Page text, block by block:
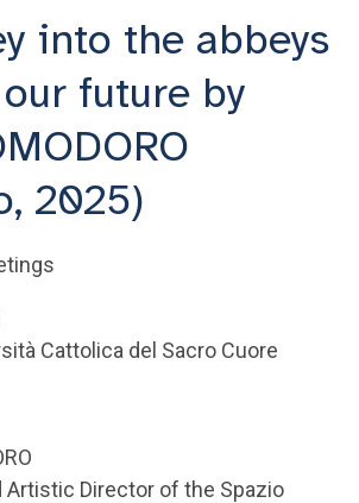
campus
into the abbeys
future by
2025)
Cattolica del Sacro Cuore
Artistic Director of the Spazio